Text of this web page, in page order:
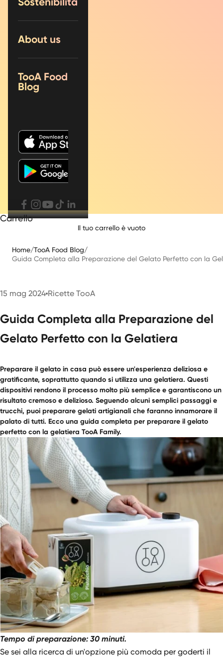
About us
TooA Food
Blog
Carrello
Il tuo carrello è vuoto
Home/TooA Food Blog/
Guida Completa alla Preparazione del Gelato Perfetto con la
15 mag 2024 Ricette TooA
Guida Completa alla Preparazione del
Gelato Perfetto con la Gelatiera
Preparare il gelato in casa può essere un'esperienza deliziosa e
gratificante, soprattutto quando si utilizza una gelatiera. Questi
dispositivi rendono il processo molto più semplice e garantiscono un
risultato cremoso e delizioso. Seguendo alcuni semplici passaggi e
trucchi, puoi preparare gelati artigianali che faranno innamorare il
palato di tutti. Ecco una guida completa per preparare il gelato
perfetto con la gelatiera TooA Family.
Tempo di preparazione: 30 minuti.
Se sei alla ricerca di un'opzione più comoda per goderti il